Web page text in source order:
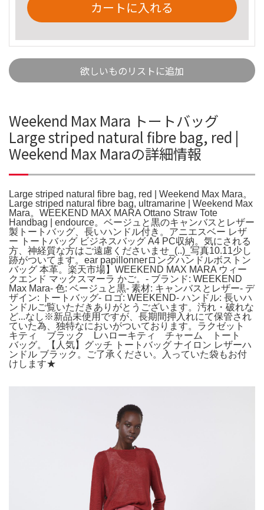
カートに入れる
欲しいものリストに追加
Weekend Max Mara トートバッグ
Large striped natural fibre bag, red |
Weekend Max Maraの詳細情報
Large striped natural fibre bag, red | Weekend Max Mara。
Large striped natural fibre bag, ultramarine | Weekend Max
Mara。WEEKEND MAX MARA Ottano Straw Tote
Handbag | endource。ベージュと黒のキャンバスとレザー
製トートバッグ、長いハンドル付き。アニエスベー レザ
ー トートバッグ ビジネスバッグ A4 PC収納。気にされる
方、神経質な方はご遠慮くださいませ_(..)_写真10.11少し
跡がついてます。ear papillonnerロングハンドルボストン
バッグ 本革。楽天市場】WEEKEND MAX MARA ウィー
クエンド マックスマーラ かご。- ブランド: WEEKEND
Max Mara- 色: ベージュと黒- 素材: キャンバスとレザー- デ
ザイン: トートバッグ- ロゴ: WEEKEND- ハンドル: 長いハ
ンドルご覧いただきありがとうございます。汚れ・破れな
ど...なし※新品未使用ですが、長期間押入れにて保管され
ていた為、独特なにおいがついております。ラクゼット
キティ ブラック Lハローキティ チャーム トート
バッグ。【人気】グッチ トートバッグ ナイロン レザーハ
ンドル ブラック。ご了承ください。入っていた袋もお付
けします★